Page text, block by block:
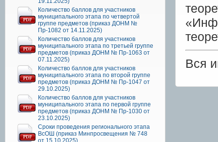
Количество баллов для участников
муниципального этапа по четвертой
группе предметов (приказ ДОНМ №
Пр-1082 от 14.11.2025)
Количество баллов для участников
муниципального этапа по третьей группе
предметов (приказ ДОНМ № Пр-1063 от
07.11.2025)
Количество баллов для участников
муниципального этапа по второй группе
предметов (приказ ДОНМ № Пр-1047 от
29.10.2025)
Количество баллов для участников
муниципального этапа по первой группе
предметов (приказ ДОНМ № Пр-1030 от
23.10.2025)
Сроки проведения регионального этапа
ВсОШ (приказ Минпросвещения № 748
от 15.10.2025)
Вся